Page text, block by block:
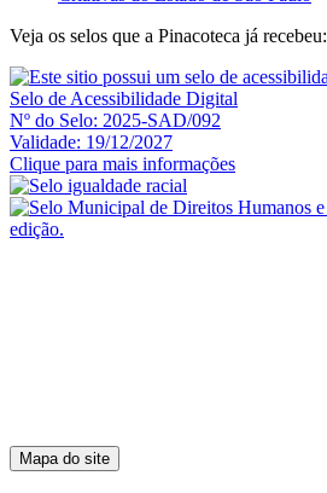
Veja os selos que a Pinacoteca já recebeu:
Selo de Acessibilidade Digital
Nº do Selo: 2025-SAD/092
Validade: 19/12/2027
Clique para mais informações
Mapa do site